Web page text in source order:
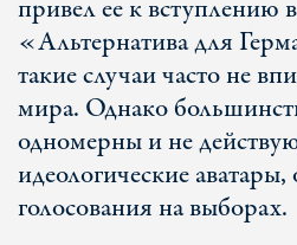
привел ее к вступлению
«Альтернатива для
такие случаи часто не
мира. Однако
одномерны и не
идеологические
голосования на выборах.